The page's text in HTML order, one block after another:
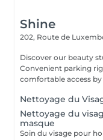
Shine
202, Route de
Discover our beauty
Convenient parking
comfortable access
Nettoyage du
Nettoyage du
masque